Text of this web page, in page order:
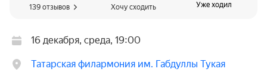
139 отзывов Хочу сходить Уже ходил
16 декабря, среда, 19:00
Татарская филармония им. Габдуллы Тукая